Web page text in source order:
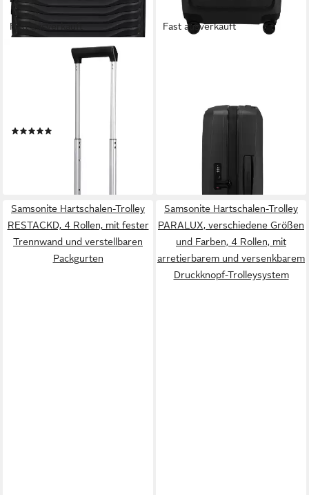
Fast ausverkauft
Hartschalen-Trolley
Tragegriff oben, aus
Fast ausverkauft
Volumenerweiterung
219,00 €
Samsonite Hartschalen-Trolley
RESTACKD, 4 Rollen, mit fester
Trennwand und verstellbaren
Packgurten
Samsonite Hartschalen-Trolley
PARALUX, verschiedene Größen
und Farben, 4 Rollen, mit
arretierbarem und versenkbarem
Druckknopf-Trolleysystem